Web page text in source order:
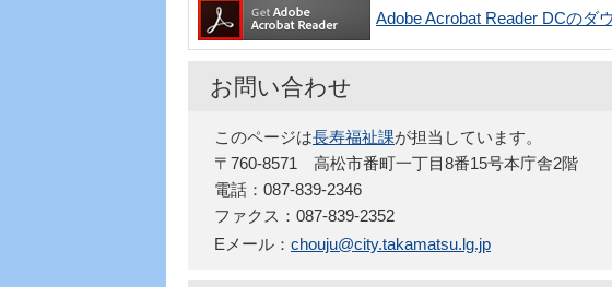
Adobe Acrobat Reader DCのダ
お問い合わせ
このページは長寿福祉課が担当しています。
〒760-8571 高松市番町一丁目8番15号本庁舎2階
電話：087-839-2346
ファクス：087-839-2352
Eメール： chouju@city.takamatsu.lg.jp